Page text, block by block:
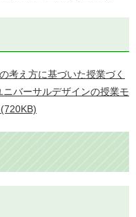
考え方に基づいた授業づく
バーサルデザインの授業モ